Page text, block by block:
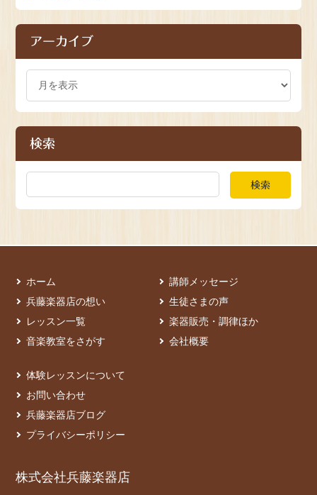
アーカイブ
検索
検索
株式会社兵藤楽器店
ホーム
兵藤楽器店の想い
レッスン一覧
音楽教室をさがす
講師メッセージ
生徒さまの声
楽器販売・調律ほか
会社概要
体験レッスンについて
お問い合わせ
兵藤楽器店ブログ
プライバシーポリシー